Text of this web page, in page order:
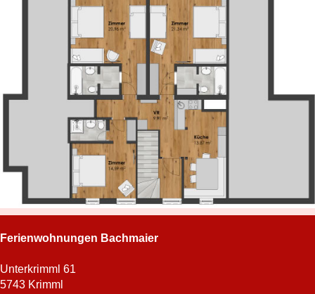
Ferienwohnungen Bachmaier
Unterkrimml 61
5743 Krimml